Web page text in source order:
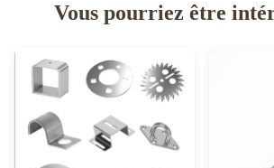
Vous pourriez être